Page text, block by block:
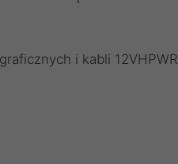
i kabli 12VHPWR